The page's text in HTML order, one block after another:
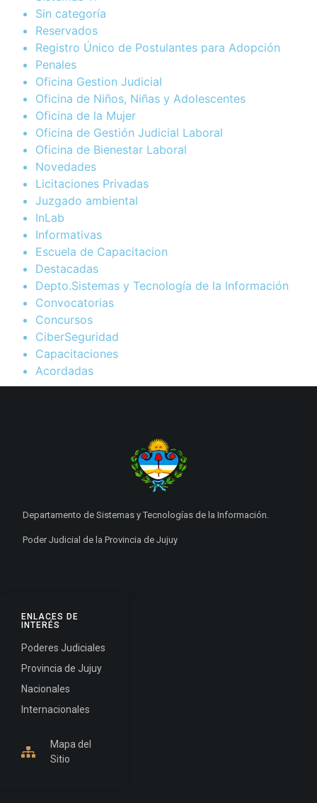
Sin categoría
Reservados
Registro Único de Postulantes para Adopción
Penales
Oficina Gestion Judicial
Oficina de Niños, Niñas y Adolescentes
Oficina de la Mujer
Oficina de Gestión Judicial Laboral
Oficina de Bienestar Laboral
Novedades
Licitaciones Privadas
Juzgado ambiental
InLab
Informativas
Escuela de Capacitacion
Destacadas
Depto.Sistemas y Tecnología de la Información
Convocatorias
Concursos
CiberSeguridad
Capacitaciones
Acordadas
ENLACES DE
INTERÉS
Poderes Judiciales
Provincia de Jujuy
Nacionales
Internacionales
Mapa del
Sitio
Departamento de Sistemas y Tecnologías de la Información.
Poder Judicial de la Provincia de Jujuy